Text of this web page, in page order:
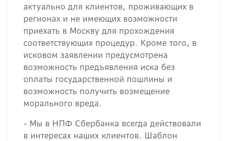
актуально для клиентов, проживающих в
регионах и не имеющих возможности
приехать в Москву для прохождения
соответствующих процедур. Кроме того, в
исковом заявлении предусмотрена
возможность предъявления иска без
оплаты государственной пошлины и
возможность получить возмещение
морального вреда.
- Мы в НПФ Сбербанка всегда действовали
в интересах наших клиентов. Шаблон